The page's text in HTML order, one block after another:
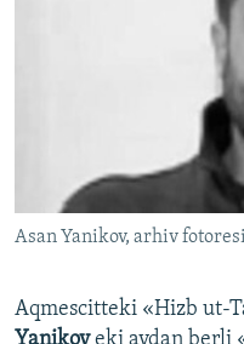
Українською
QOŞULIÑIZ!
Asan Yanikov, arhiv
Aqmescitteki «Hizb ut-